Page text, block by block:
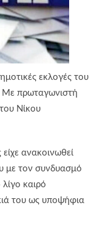
εκλογές του
Με πρωταγωνιστή
Νίκου
ανακοινωθεί
με τον συνδυασμό
καιρό
του ως υποψήφια